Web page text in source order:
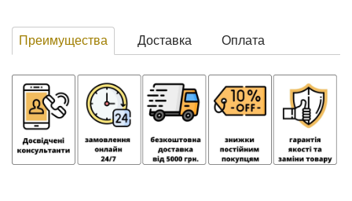
Преимущества Доставка Оплата